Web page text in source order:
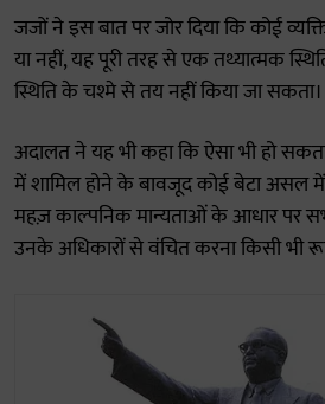
जजों ने इस बात पर जोर दिया कि कोई
या नहीं, यह पूरी तरह से एक तथ्यात्मक
स्थिति के चश्मे से तय नहीं किया जा सकता।
अदालत ने यह भी कहा कि ऐसा भी हो सकता
में शामिल होने के बावजूद कोई बेटा असल
महज़ काल्पनिक मान्यताओं के आधार पर
उनके अधिकारों से वंचित करना किसी भी